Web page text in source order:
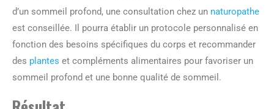
d’un sommeil profond, une consultation chez un naturopathe
est conseillée. Il pourra établir un protocole personnalisé en
fonction des besoins spécifiques du corps et recommander
des plantes et compléments alimentaires pour favoriser un
sommeil profond et une bonne qualité de sommeil.